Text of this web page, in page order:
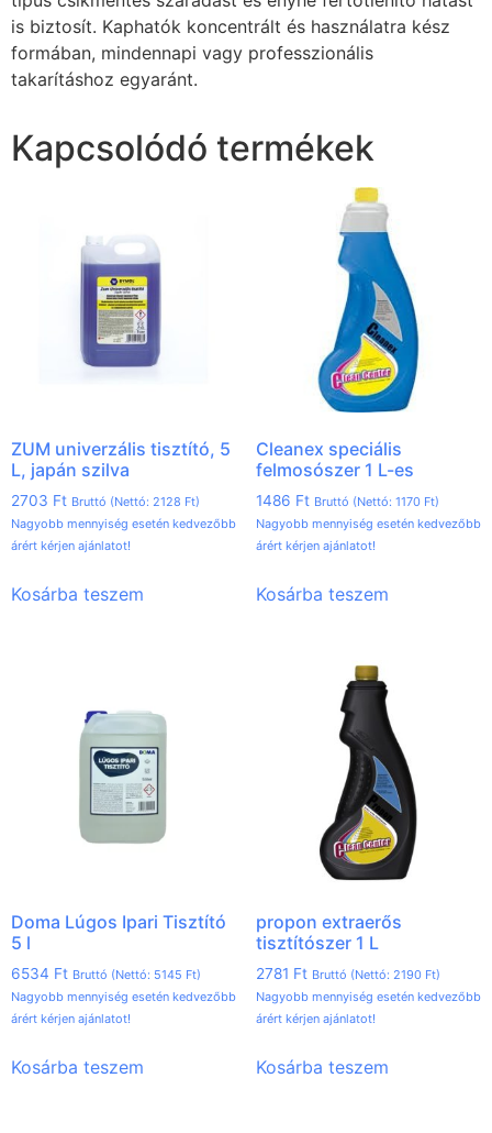
is biztosít. Kaphatók koncentrált és használatra kész
formában, mindennapi vagy professzionális
takarításhoz egyaránt.
Kapcsolódó termékek
ZUM univerzális tisztító, 5
L, japán szilva
2703 Ft Bruttó (Nettó: 2128 Ft)
Nagyobb mennyiség esetén kedvezőbb
árért kérjen ajánlatot!
Kosárba teszem
Cleanex speciális
felmosószer 1 L-es
1486 Ft Bruttó (Nettó: 1170 Ft)
Nagyobb mennyiség esetén kedvezőbb
árért kérjen ajánlatot!
Kosárba teszem
Doma Lúgos Ipari Tisztító
5 l
6534 Ft Bruttó (Nettó: 5145 Ft)
Nagyobb mennyiség esetén kedvezőbb
árért kérjen ajánlatot!
Kosárba teszem
propon extraerős
tisztítószer 1 L
2781 Ft Bruttó (Nettó: 2190 Ft)
Nagyobb mennyiség esetén kedvezőbb
árért kérjen ajánlatot!
Kosárba teszem